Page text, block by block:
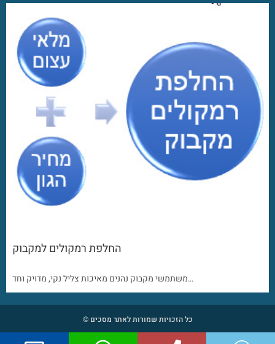
החלפת רמקולים למקבוק
משתמשי מקבוק נהנים מאיכות צליל נקי, מדויק וחד…
כל הזכויות שמורות לאתר מסכים ©